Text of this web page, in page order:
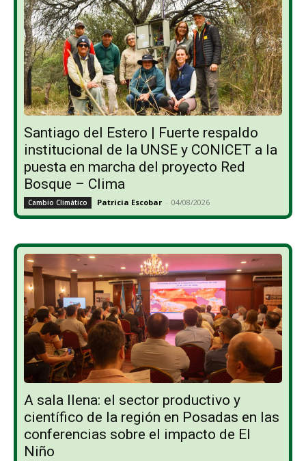
Santiago del Estero | Fuerte respaldo
institucional de la UNSE y CONICET a la
puesta en marcha del proyecto Red
Bosque – Clima
Cambio Climático Patricia Escobar - 04/08/2026
A sala llena: el sector productivo y
científico de la región en Posadas en las
conferencias sobre el impacto de El
Niño